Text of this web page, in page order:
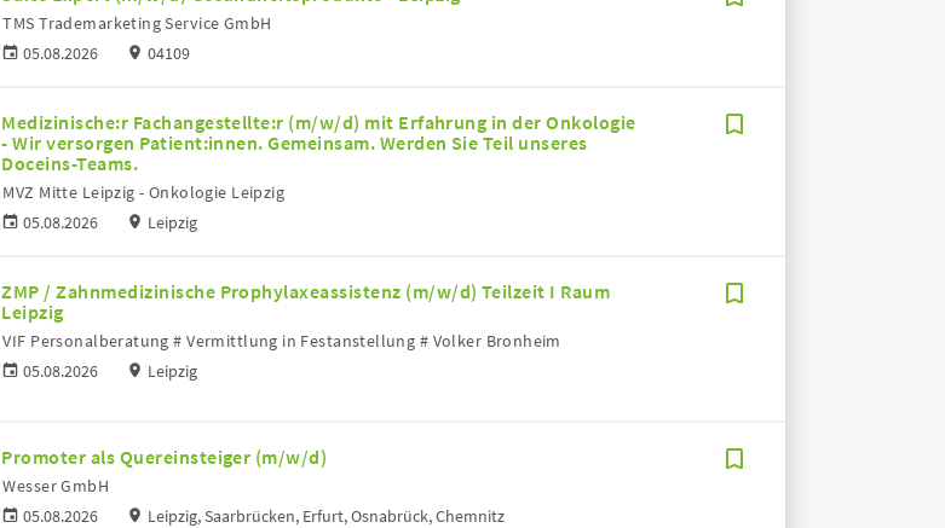
05.08.2026
TMS Trademarketing Service GmbH
04109
Medizinische:r Fachangestellte:r (m/w/d) mit Erfahrung in der Onkologie
- Wir versorgen Patient:innen. Gemeinsam. Werden Sie Teil unseres
Doceins-Teams.
05.08.2026
MVZ Mitte Leipzig - Onkologie Leipzig
Leipzig
ZMP / Zahnmedizinische Prophylaxeassistenz (m/w/d) Teilzeit I Raum
Leipzig
05.08.2026
VIF Personalberatung # Vermittlung in Festanstellung # Volker Bronheim
Leipzig
Promoter als Quereinsteiger (m/w/d)
05.08.2026
Wesser GmbH
Leipzig, Saarbrücken, Erfurt, Osnabrück, Chemnitz